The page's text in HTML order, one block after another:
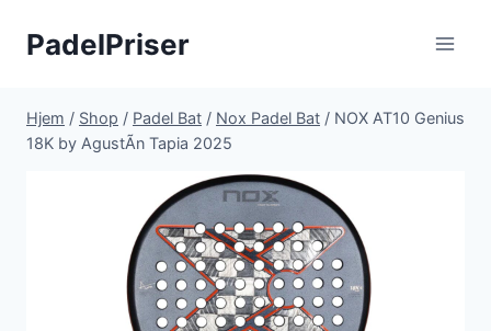
PadelPriser
Hjem / Shop / Padel Bat / Nox Padel Bat / NOX AT10 Genius
18K by AgustÃ­n Tapia 2025